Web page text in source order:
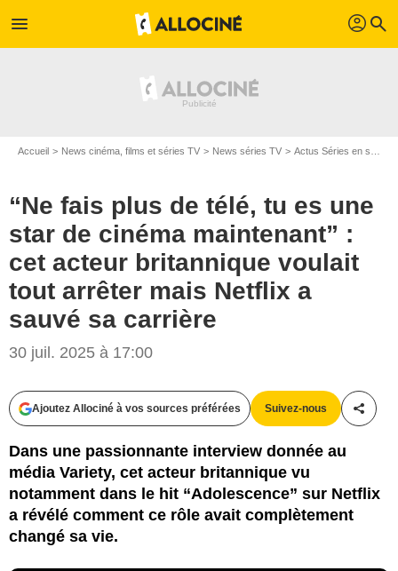
menu profil search
Accueil News cinéma, films et séries TV News séries TV Actus Séries en streaming
“Ne fais plus de télé, tu es une
star de cinéma maintenant” :
cet acteur britannique voulait
tout arrêter mais Netflix a
sauvé sa carrière
30 juil. 2025 à 17:00
Ajoutez Allociné à vos sources préférées Suivez-nous
Dans une passionnante interview donnée au
média Variety, cet acteur britannique vu
notamment dans le hit “Adolescence” sur Netflix
a révélé comment ce rôle avait complètement
changé sa vie.